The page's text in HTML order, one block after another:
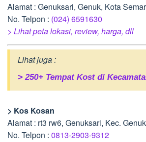
Alamat : Genuksari, Genuk, Kota
No. Telpon : (024) 6591630
> Lihat peta lokasi, review, harga, dll
Lihat juga :
> 250+ Tempat Kost di
> Kos Kosan
Alamat : rt3 rw6, Genuksari, Kec.
No. Telpon : 0813-2903-9312